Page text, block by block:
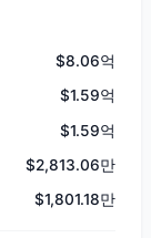
$8.06억
$1.59억
$1.59억
$2,813.06만
$1,801.18만